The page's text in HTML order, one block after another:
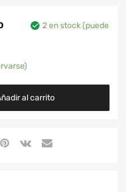
2 en stock (puede
al carrito